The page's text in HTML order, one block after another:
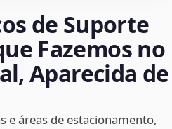
de Suporte
Fazemos no
Aparecida de
e áreas de estacionamento,